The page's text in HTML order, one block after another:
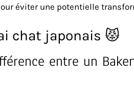
éviter une potentielle
chat japonais 😾
entre un